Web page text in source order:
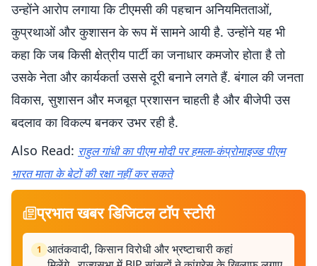
उन्होंने आरोप लगाया कि टीएमसी की पहचान अनियमितताओं,
कुप्रथाओं और कुशासन के रूप में सामने आयी है. उन्होंने यह भी
कहा कि जब किसी क्षेत्रीय पार्टी का जनाधार कमजोर होता है तो
उसके नेता और कार्यकर्ता उससे दूरी बनाने लगते हैं. बंगाल की जनता
विकास, सुशासन और मजबूत प्रशासन चाहती है और बीजेपी उस
बदलाव का विकल्प बनकर उभर रही है.
Also Read: राहुल गांधी का पीएम मोदी पर हमला-कंप्रोमाइज्ड पीएम
भारत माता के बेटों की रक्षा नहीं कर सकते
प्रभात खबर डिजिटल टॉप स्टोरी
1 आतंकवादी, किसान विरोधी और भ्रष्टाचारी कहां